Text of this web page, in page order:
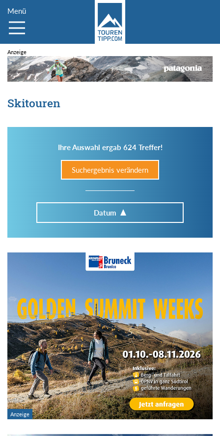
Menü
Skitouren
Ihre Auswahl ergab 624 Treffer!
Suchergebnis verändern
Datum
Im Tourenarchiv suchen
Region:
Gebirge:
Art der Tour: